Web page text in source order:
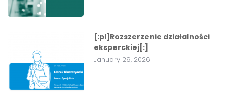
[:pl]Rozszerzenie działalności
eksperckiej[:]
January 29, 2026